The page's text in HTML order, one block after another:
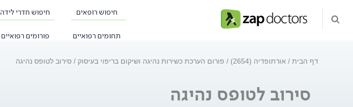
חיפוש רופאים חיפוש חדרי לידה
תחומים רפואיים פורומים רפואיים
דף הבית אורתופדיה (2654) פורום הערכת כשירות נהיגה ושיקום בריפוי בעיסוק סירוב לטופס נהיגה
סירוב לטופס נהיגה